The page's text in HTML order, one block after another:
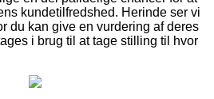
kundetilfredshed. Herinde ser vi
du kan give en vurdering af deres
i brug til at tage stilling til hvor